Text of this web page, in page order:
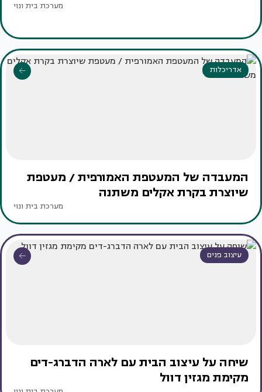
מערכת בית ונוי
אדריכלות
המעבדה של המעטפת האמורפית / מעטפת
שיוצרת בקרת אקלים משתנה
מערכת בית ונוי
עיצוב פנים
שיחה על עיצוב הבית עם לארה הדברג-דים
מקימת מגזין דוול